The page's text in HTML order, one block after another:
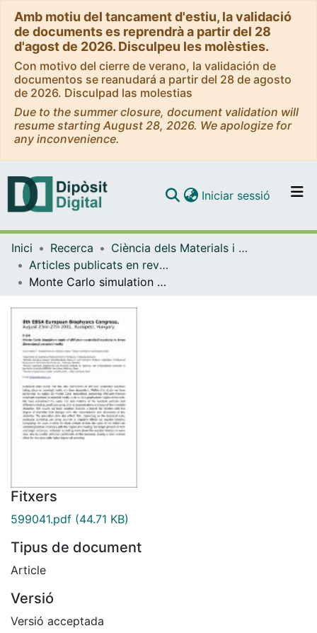
Amb motiu del tancament d'estiu, la validació
de documents es reprendrà a partir del 28
d'agost de 2026. Disculpeu les molèsties.
Con motivo del cierre de verano, la validación de
documentos se reanudará a partir del 28 de agosto
de 2026. Disculpad las molestias
Due to the summer closure, document validation will
resume starting August 28, 2026. We apologize for
any inconvenience.
Navega per tot el DD
Iniciar sessió (current)
Inici Recerca
Ciència dels Materials i Química Física
Articles publicats en revistes (Ciència dels Materials i Química Física)
Monte Carlo simulation study of diffusion controlled reactions in three dimensional crowded media
Fitxers
599041.pdf (44.71 KB)
Tipus de document
Article
Versió
Versió acceptada